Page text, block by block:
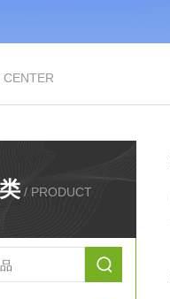
CENTER
/ PRODUCT